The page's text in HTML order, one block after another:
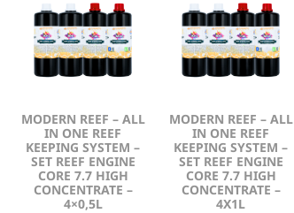
MODERN REEF – ALL
IN ONE REEF
KEEPING SYSTEM –
SET REEF ENGINE
CORE 7.7 HIGH
CONCENTRATE –
4×0,5L
MODERN REEF – ALL
IN ONE REEF
KEEPING SYSTEM –
SET REEF ENGINE
CORE 7.7 HIGH
CONCENTRATE –
4X1L